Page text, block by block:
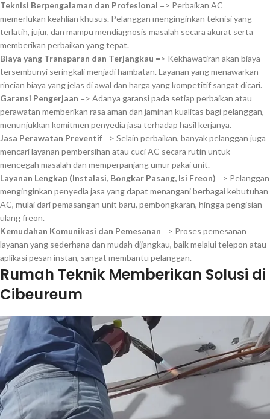
Teknisi Berpengalaman dan Profesional => Perbaikan AC
memerlukan keahlian khusus. Pelanggan menginginkan teknisi yang
terlatih, jujur, dan mampu mendiagnosis masalah secara akurat serta
memberikan perbaikan yang tepat.
Biaya yang Transparan dan Terjangkau => Kekhawatiran akan biaya
tersembunyi seringkali menjadi hambatan. Layanan yang menawarkan
rincian biaya yang jelas di awal dan harga yang kompetitif sangat dicari.
Garansi Pengerjaan => Adanya garansi pada setiap perbaikan atau
perawatan memberikan rasa aman dan jaminan kualitas bagi pelanggan,
menunjukkan komitmen penyedia jasa terhadap hasil kerjanya.
Jasa Perawatan Preventif => Selain perbaikan, banyak pelanggan juga
mencari layanan pembersihan atau cuci AC secara rutin untuk
mencegah masalah dan memperpanjang umur pakai unit.
Layanan Lengkap (Instalasi, Bongkar Pasang, Isi Freon) => Pelanggan
menginginkan penyedia jasa yang dapat menangani berbagai kebutuhan
AC, mulai dari pemasangan unit baru, pembongkaran, hingga pengisian
ulang freon.
Kemudahan Komunikasi dan Pemesanan => Proses pemesanan
layanan yang sederhana dan mudah dijangkau, baik melalui telepon atau
aplikasi pesan instan, sangat membantu pelanggan.
Rumah Teknik Memberikan Solusi di
Cibeureum